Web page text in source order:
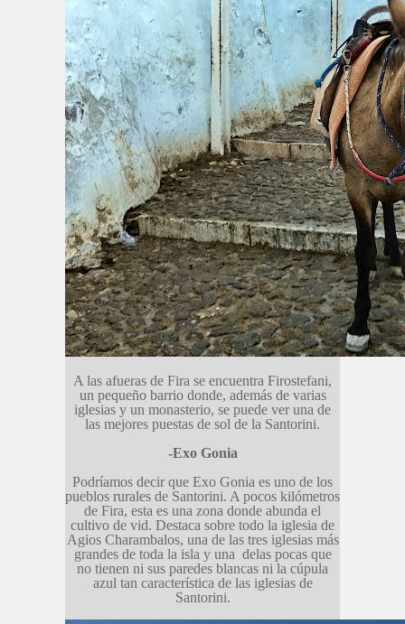
A las afueras de Fira se encuentra Firostefani,
un pequeño barrio donde, además de varias
iglesias y un monasterio, se puede ver una de
las mejores puestas de sol de la Santorini.
-Exo Gonia
Podríamos decir que Exo Gonia es uno de los
pueblos rurales de Santorini. A pocos kilómetros
de Fira, esta es una zona donde abunda el
cultivo de vid. Destaca sobre todo la iglesia de
Agios Charambalos, una de las tres iglesias más
grandes de toda la isla y una delas pocas que
no tienen ni sus paredes blancas ni la cúpula
azul tan característica de las iglesias de
Santorini.